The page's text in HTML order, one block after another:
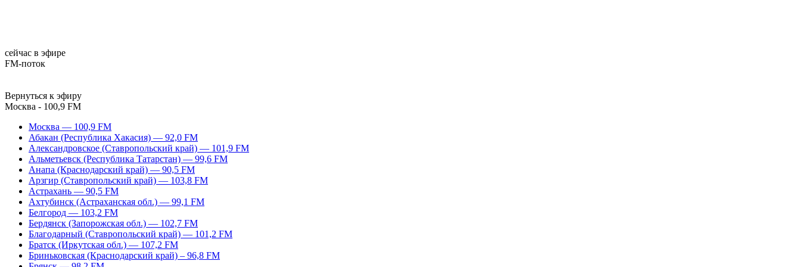
сейчас в эфире
FM-поток
Вернуться к эфиру
Москва - 100,9 FM
Москва — 100,9 FM
Абакан (Республика Хакасия) — 92,0 FM
Александровское (Ставропольский край) — 101,9 FM
Альметьевск (Республика Татарстан) — 99,6 FM
Анапа (Краснодарский край) — 90,5 FM
Арзгир (Ставропольский край) — 103,8 FM
Астрахань — 90,5 FM
Ахтубинск (Астраханская обл.) — 99,1 FM
Белгород — 103,2 FM
Бердянск (Запорожская обл.) — 102,7 FM
Благодарный (Ставропольский край) — 101,2 FM
Братск (Иркутская обл.) — 107,2 FM
Бриньковская (Краснодарский край) – 96,8 FM